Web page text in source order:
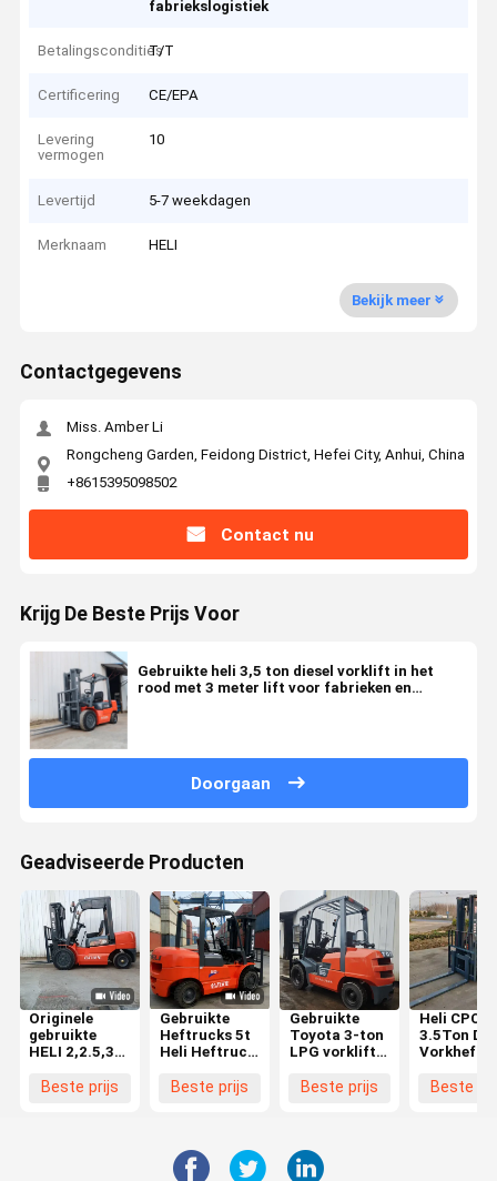
fabriekslogistiek
Betalingscondities
T/T
Certificering CE/EPA
Levering
vermogen
10
Levertijd 5-7 weekdagen
Merknaam HELI
Bekijk meer
Contactgegevens
Miss. Amber Li
Rongcheng Garden, Feidong District, Hefei City, Anhui, China
+8615395098502
Contact nu
Krijg De Beste Prijs Voor
Gebruikte heli 3,5 ton diesel vorklift in het
rood met 3 meter lift voor fabrieken en
Doorgaan
Geadviseerde Producten
Originele
gebruikte
HELI 2,2.5,35
vorkheftruck
Beste prijs
Gebruikte
Heftrucks 5t
Heli Heftruck
Beste Prijs
Diesel
Heftruck Met
Beste prijs
Gebruikte
Toyota 3-ton
LPG vorklift
hefhoogte
systeem
Beste prijs
Heli
3.5Ton
Met
Beste